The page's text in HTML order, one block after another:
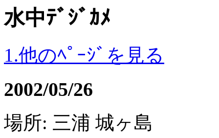
水中ﾃﾞｼﾞｶﾒ
1.他のﾍﾟｰｼﾞを見る
2002/05/26
場所: 三浦 城ヶ島